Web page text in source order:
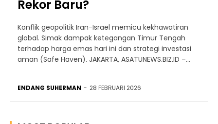
Rekor Baru?
Konflik geopolitik Iran-Israel memicu kekhawatiran
global. Simak dampak ketegangan Timur Tengah
terhadap harga emas hari ini dan strategi investasi
aman (Safe Haven). JAKARTA, ASATUNEWS.BIZ.ID –...
ENDANG SUHERMAN - 28 FEBRUARI 2026